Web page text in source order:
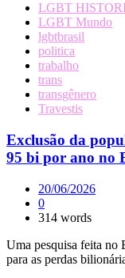
LGBT
LGBT Mundo
lgbtbrasil
politica
trabalho
trans
transgênero
Travestis
Exclusão da
95 bi por ano no
20/06/2026
0
314 words
Uma pesquisa feita no
para as perdas